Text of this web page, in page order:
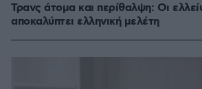
Τρανς άτομα και περίθαλψη: Οι
αποκαλύπτει ελληνική μελέτη